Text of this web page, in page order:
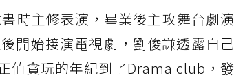
時主修表演，畢業後主攻舞台劇演
開始接演電視劇，劉俊謙透露自己
值貪玩的年紀到了Drama club，發